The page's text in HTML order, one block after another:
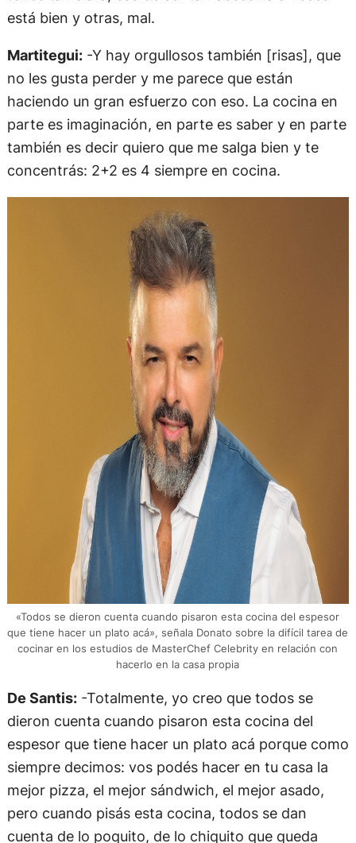
está bien y otras, mal.
Martitegui:-Y hay orgullosos también [risas], que
no les gusta perder y me parece que están
haciendo un gran esfuerzo con eso. La cocina en
parte es imaginación, en parte es saber y en parte
también es decir quiero que me salga bien y te
concentrás: 2+2 es 4 siempre en cocina.
«Todos se dieron cuenta cuando pisaron esta cocina del espesor
que tiene hacer un plato acá», señala Donato sobre la difícil tarea de
cocinar en los estudios de MasterChef Celebrity en relación con
hacerlo en la casa propia
De Santis:-Totalmente, yo creo que todos se
dieron cuenta cuando pisaron esta cocina del
espesor que tiene hacer un plato acá porque como
siempre decimos: vos podés hacer en tu casa la
mejor pizza, el mejor sándwich, el mejor asado,
pero cuando pisás esta cocina, todos se dan
cuenta de lo poquito, de lo chiquito que queda